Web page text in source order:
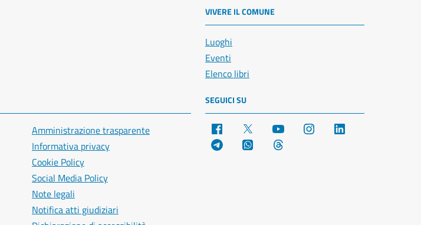
VIVERE IL COMUNE
Luoghi
Eventi
Elenco libri
Amministrazione trasparente
Informativa privacy
Cookie Policy
Social Media Policy
Note legali
Notifica atti giudiziari
SEGUICI SU
Facebook YouTube Instagram
Telegram WhatsApp